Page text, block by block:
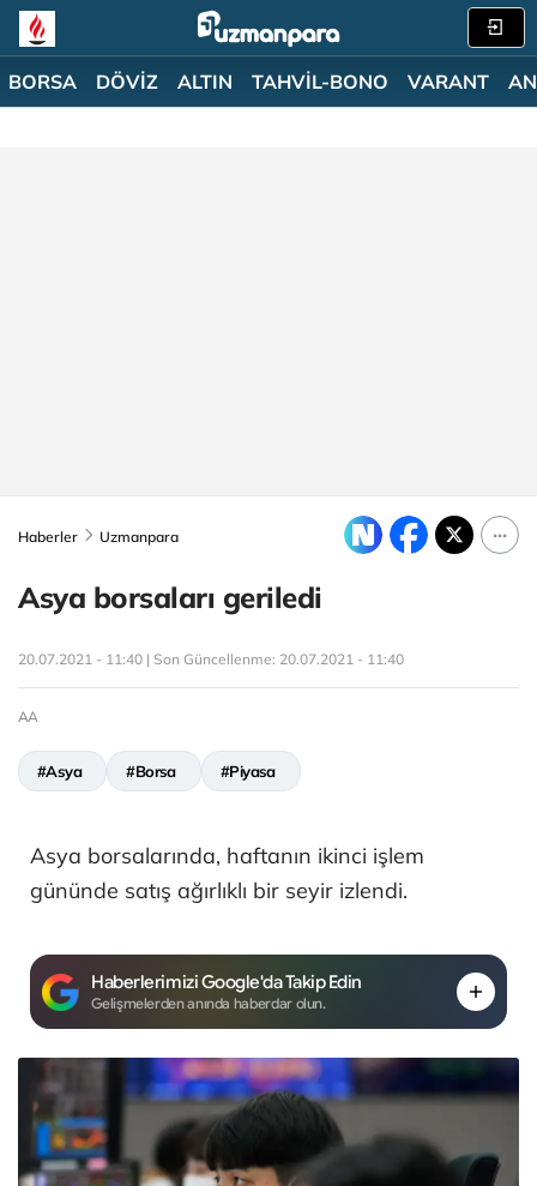
BORSA DÖVİZ ALTIN TAHVİL-BONO VARANT
Haberler Uzmanpara
Asya borsaları geriledi
20.07.2021 - 11:40 | Son Güncellenme: 20.07.2021 - 11:40
AA
#Asya #Borsa #Piyasa
Asya borsalarında, haftanın ikinci işlem
gününde satış ağırlıklı bir seyir izlendi.
Haberlerimizi Google'da Takip Edin
Gelişmelerden anında haberdar olun.